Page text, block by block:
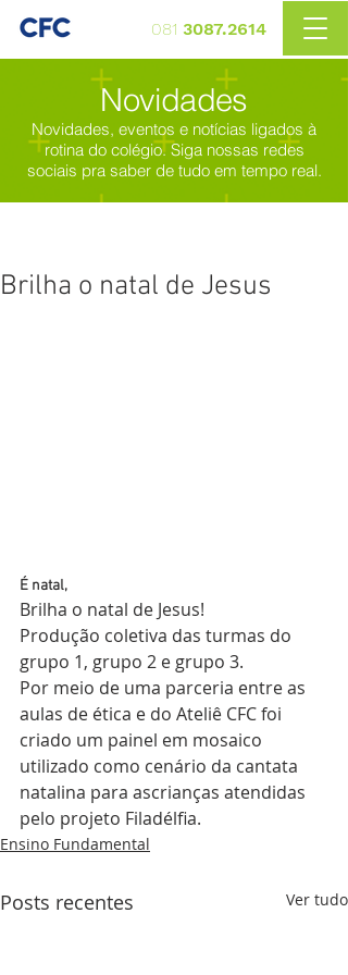
081 3087.2614
Novidades
Novidades, eventos e notícias ligados à
rotina do colégio. Siga nossas redes
sociais pra saber de tudo em tempo real.
Brilha o natal de Jesus
É natal,
Brilha o natal de Jesus!
Produção coletiva das turmas do
grupo 1, grupo 2 e grupo 3.
Por meio de uma parceria entre as
aulas de ética e do Ateliê CFC foi
criado um painel em mosaico
utilizado como cenário da cantata
natalina para ascrianças atendidas
pelo projeto Filadélfia.
Ensino Fundamental
Posts recentes Ver tudo